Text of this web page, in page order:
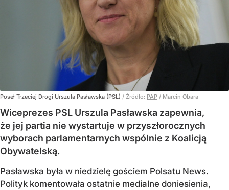
Poseł Trzeciej Drogi Urszula Pasławska (PSL) / Źródło: PAP / Marcin Obara
Wiceprezes PSL Urszula Pasławska zapewnia,
że jej partia nie wystartuje w przyszłorocznych
wyborach parlamentarnych wspólnie z Koalicją
Obywatelską.
Pasławska była w niedzielę gościem Polsatu News.
Polityk komentowała ostatnie medialne doniesienia,